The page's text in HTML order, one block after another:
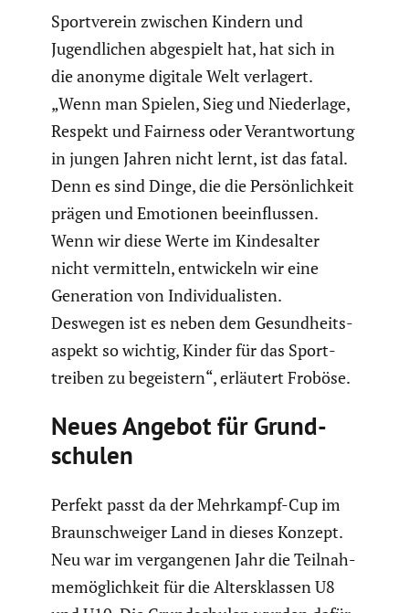
Sport­verein zwischen Kindern und
Jugend­li­chen abgespielt hat, hat sich in
die anonyme digitale Welt verlagert.
„Wenn man Spielen, Sieg und Nieder­lage,
Respekt und Fairness oder Verant­wor­tung
in jungen Jahren nicht lernt, ist das fatal.
Denn es sind Dinge, die die Persön­lich­keit
prägen und Emotionen beein­flussen.
Wenn wir diese Werte im Kindes­alter
nicht vermit­teln, entwi­ckeln wir eine
Genera­tion von Indivi­dua­listen.
Deswegen ist es neben dem Gesund­heits­
aspekt so wichtig, Kinder für das Sport­
treiben zu begeis­tern“, erläutert Froböse.
Neues Angebot für Grund­
schulen
Perfekt passt da der Mehrkampf-Cup im
Braun­schweiger Land in dieses Konzept.
Neu war im vergan­genen Jahr die Teilnah­
me­mög­lich­keit für die Alters­klassen U8